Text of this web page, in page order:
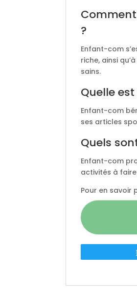
?
Enfant-com
riche, ainsi
sains.
Quelle
Enfant-com
ses articles
Quels
Enfant-com
activités à
Pour en savoir